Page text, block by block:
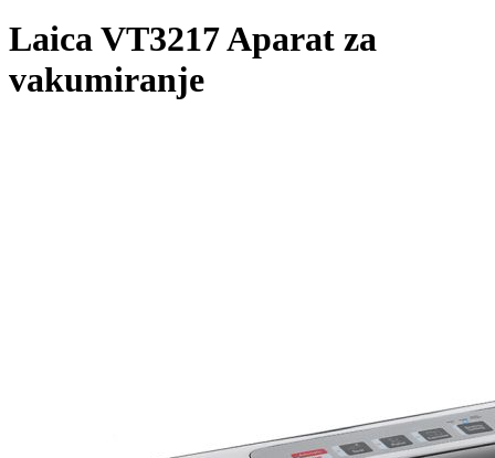
Laica VT3217 Aparat za
vakumiranje